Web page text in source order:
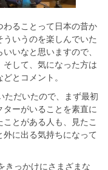
ることって日本の昔か
いうのを楽しんでいた
いなと思いますので、
して、気になった方は
とコメント。
ただいたので、まず最初
ーがいることを素直に
とがある人も、見たこ
に出る気持ちになって
きっかけにさまざまな